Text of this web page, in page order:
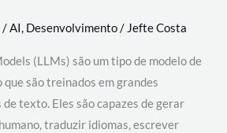
/AI, Desenvolvimento/ Jefte Costa
(LLMs) são um tipo de modelo de
são treinados em grandes
texto. Eles são capazes de gerar
traduzir idiomas, escrever